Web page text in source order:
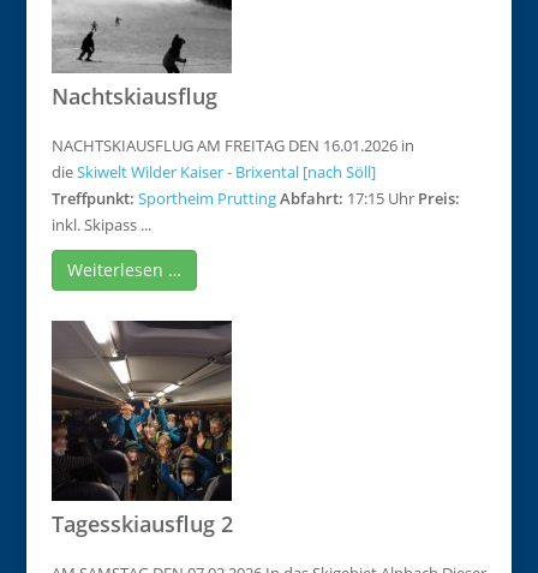
Nachtskiausflug
NACHTSKIAUSFLUG AM FREITAG DEN 16.01.2026 in
dieSkiwelt Wilder Kaiser - Brixental [nach Söll]
Treffpunkt: Sportheim PruttingAbfahrt: 17:15 Uhr Preis:
inkl. Skipass ...
Weiterlesen …
Tagesskiausflug 2